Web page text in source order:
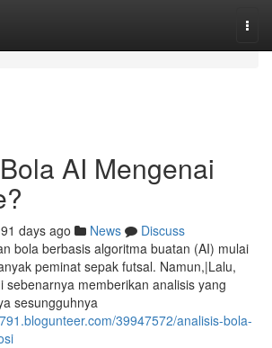
AI Mengenai
91 days ago News
Discuss
bola berbasis algoritma buatan (AI) mulai
peminat sepak futsal. Namun,|Lalu,
sebenarnya memberikan analisis yang
sesungguhnya
39947572/analisis-bola-